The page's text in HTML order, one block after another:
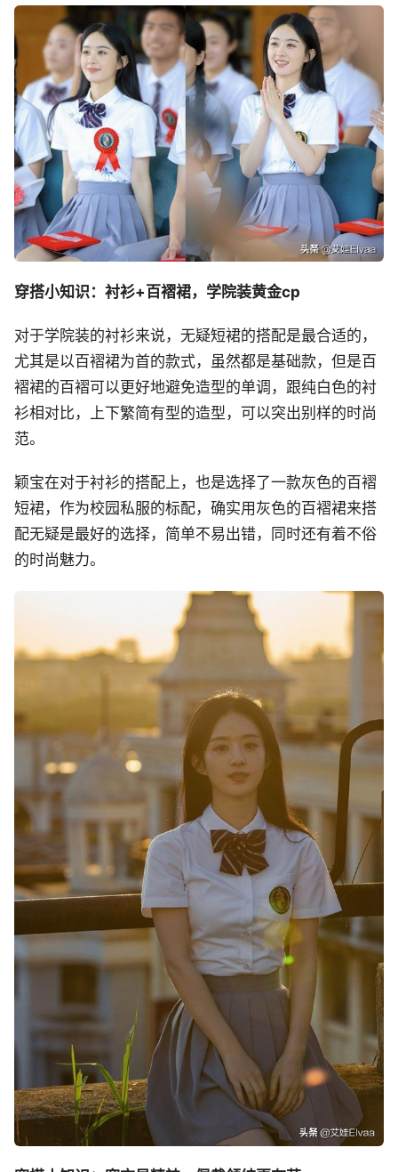
穿搭小知识：衬衫+百褶裙，学院装黄金cp
对于学院装的衬衫来说，无疑短裙的搭配是最合适的，
尤其是以百褶裙为首的款式，虽然都是基础款，但是百
褶裙的百褶可以更好地避免造型的单调，跟纯白色的衬
衫相对比，上下繁简有型的造型，可以突出别样的时尚
范。
颖宝在对于衬衫的搭配上，也是选择了一款灰色的百褶
短裙，作为校园私服的标配，确实用灰色的百褶裙来搭
配无疑是最好的选择，简单不易出错，同时还有着不俗
的时尚魅力。